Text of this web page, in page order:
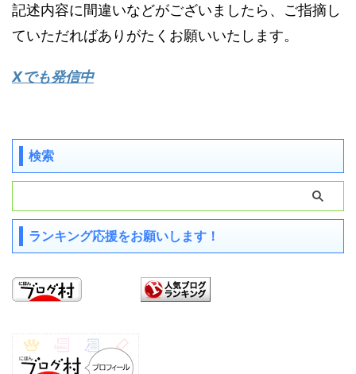
記述内容に間違いなどがございましたら、ご指摘し
ていただればありがたくお願いいたします。
Xでも発信中
検索
ランキング応援をお願いします！